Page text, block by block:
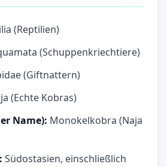
(Reptilien)
(Schuppenkriechtiere)
(Giftnattern)
(Echte Kobras)
Name): Monokelkobra (Naja
Südostasien, einschließlich